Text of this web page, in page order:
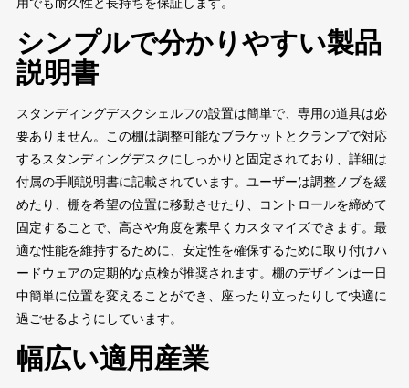
シンプルで分かりやすい製品
説明書
スタンディングデスクシェルフの設置は簡単で、専用の道具は必
要ありません。この棚は調整可能なブラケットとクランプで対応
するスタンディングデスクにしっかりと固定されており、詳細は
付属の手順説明書に記載されています。ユーザーは調整ノブを緩
めたり、棚を希望の位置に移動させたり、コントロールを締めて
固定することで、高さや角度を素早くカスタマイズできます。最
適な性能を維持するために、安定性を確保するために取り付けハ
ードウェアの定期的な点検が推奨されます。棚のデザインは一日
中簡単に位置を変えることができ、座ったり立ったりして快適に
過ごせるようにしています。
幅広い適用産業